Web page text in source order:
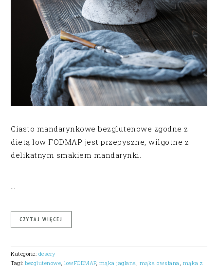
Ciasto mandarynkowe bezglutenowe zgodne z
dietą low FODMAP jest przepyszne, wilgotne z
delikatnym smakiem mandarynki.
CZYTAJ WIĘCEJ
Kategorie: desery
Tagi:bezglutenowe ,lowFODMAP, mąka jaglana mąka owsiana mąka z